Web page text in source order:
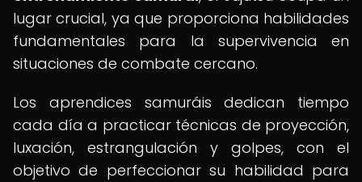
lugar crucial, ya que proporciona habilidades
fundamentales para la supervivencia en
situaciones de combate cercano.
Los aprendices samuráis dedican tiempo
cada día a practicar técnicas de proyección,
luxación, estrangulación y golpes, con el
objetivo de perfeccionar su habilidad para